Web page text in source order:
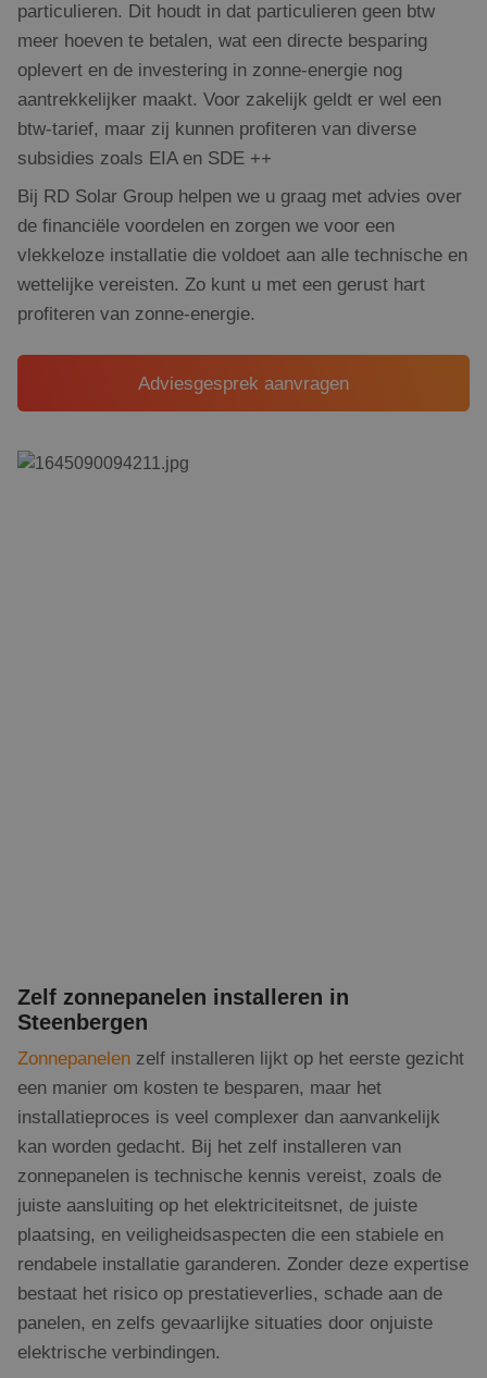
particulieren. Dit houdt in dat particulieren geen btw
meer hoeven te betalen, wat een directe besparing
oplevert en de investering in zonne-energie nog
aantrekkelijker maakt. Voor zakelijk geldt er wel een
btw-tarief, maar zij kunnen profiteren van diverse
subsidies zoals EIA en SDE ++
Bij RD Solar Group helpen we u graag met advies over
de financiële voordelen en zorgen we voor een
vlekkeloze installatie die voldoet aan alle technische en
wettelijke vereisten. Zo kunt u met een gerust hart
profiteren van zonne-energie.
Adviesgesprek aanvragen
Zelf zonnepanelen installeren in
Steenbergen
Zonnepanelen zelf installeren lijkt op het eerste gezicht
een manier om kosten te besparen, maar het
installatieproces is veel complexer dan aanvankelijk
kan worden gedacht. Bij het zelf installeren van
zonnepanelen is technische kennis vereist, zoals de
juiste aansluiting op het elektriciteitsnet, de juiste
plaatsing, en veiligheidsaspecten die een stabiele en
rendabele installatie garanderen. Zonder deze expertise
bestaat het risico op prestatieverlies, schade aan de
panelen, en zelfs gevaarlijke situaties door onjuiste
elektrische verbindingen.